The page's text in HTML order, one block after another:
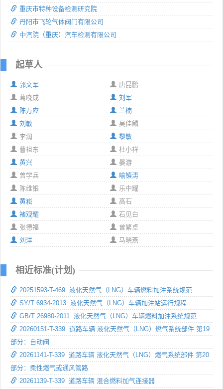
重庆市特种设备检测研究院
丹阳市飞轮气体阀门有限公司
中汽院（重庆）汽车检测有限公司
起草人
郭文军
唐昆鹏
葛晓成
刘军
陈万应
兰楠
刘敏
吴佳麟
李润
黎敏
曹祖东
杜小祥
黄兴
晏游
曾学兵
喻镇涛
陈维银
乐中耀
黄崧
高石
褚观耀
石见白
张德福
曾繁卓
刘洋
马晓燕
相近标准(计划)
20251593-T-469 液化天然气（LNG）车辆燃料加注系统规范
SY/T 6934-2013 液化天然气（LNG）车辆加注站运行规程
GB/T 26980-2011 液化天然气（LNG）车辆燃料加注系统规范
20260151-T-339 道路车辆 液化天然气（LNG）燃气系统部件 第19
部分：自动阀
20261141-T-339 道路车辆 液化天然气（LNG）燃气系统部件 第20
部分：柔性燃气或通风管路
20261139-T-339 道路车辆 混合燃料加气连接器